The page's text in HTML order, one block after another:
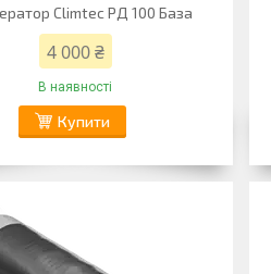
Climtec РД 100 База
4 000 ₴
В наявності
Купити